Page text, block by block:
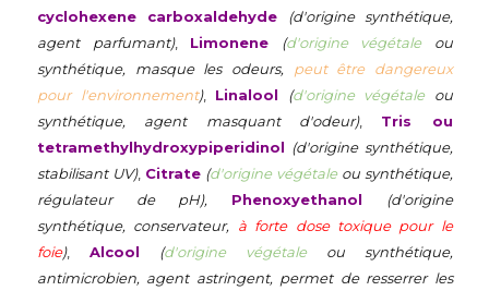
cyclohexene carboxaldehyde
(d'origine synthétique,
agent parfumant), Limonene (d'origine végétaleou
synthétique, masque les odeurs, peut être dangereux
pour l'environnement), Linalool (d'origine végétaleou
synthétique, agent masquant d'odeur), Tris ou
tetramethylhydroxypiperidinol (d'origine synthétique,
stabilisant UV), Citrate (d'origine végétaleou synthétique,
régulateur de pH),
Phenoxyethanol
(d'origine
synthétique, conservateur, à forte dose toxique pour le
foie), Alcool (d'origine végétaleou synthétique,
antimicrobien, agent astringent, permet de resserrer les